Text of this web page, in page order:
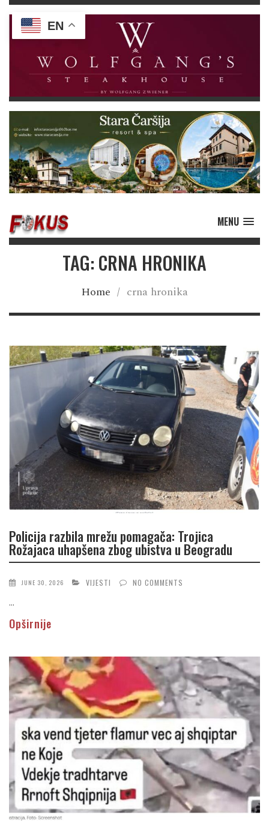
MENU
TAG: CRNA HRONIKA
Home / crna hronika
Policija razbila mrežu pomagača: Trojica
Rožajaca uhapšena zbog ubistva u Beogradu
JUNE 30, 2026 VIJESTI NO COMMENTS
...
Opširnije
EN